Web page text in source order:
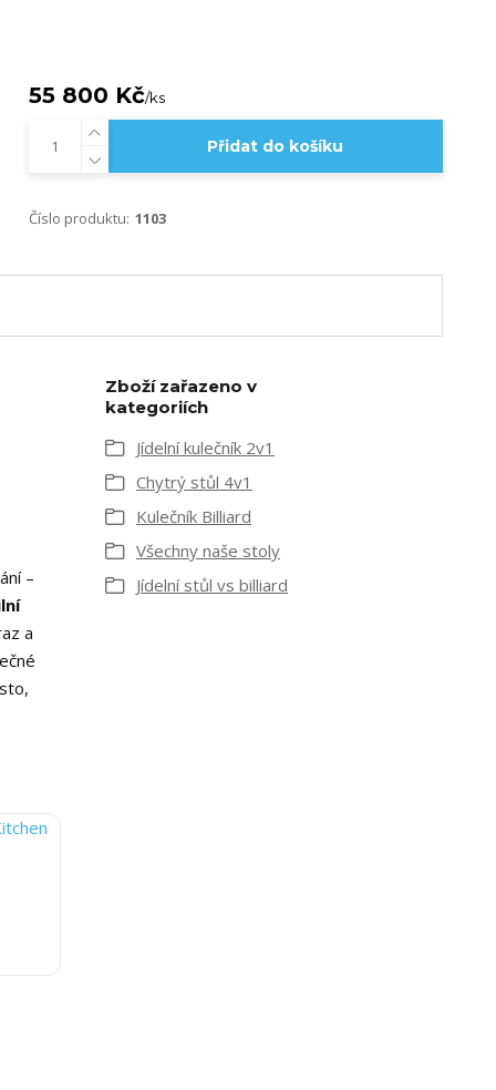
55 800 Kč/ks
Přidat do košíku
Číslo produktu: 1103
–
a
Zboží zařazeno v
kategoriích
Jídelní kulečník 2v1
Chytrý stůl 4v1
Kulečník Billiard
Všechny naše stoly
Jídelní stůl vs billiard